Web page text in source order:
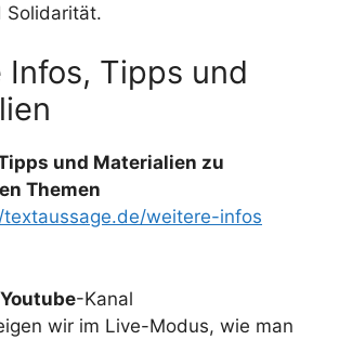
Solidarität.
Infos, Tipps und
und Materialien zu
Themen
weitere-infos
-Kanal
wir im Live-Modus, wie man